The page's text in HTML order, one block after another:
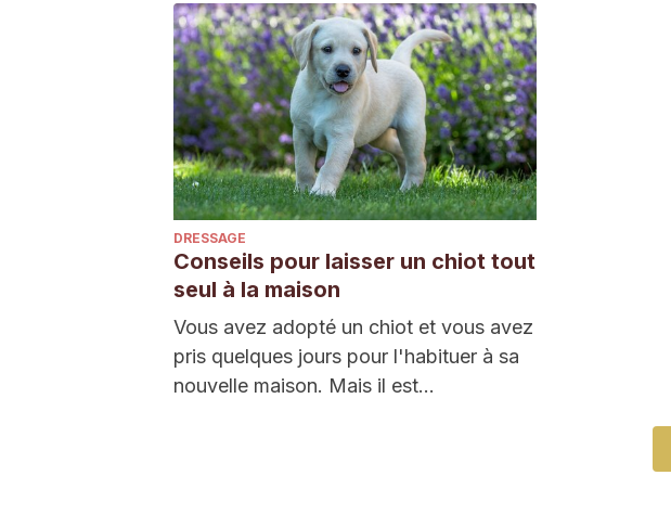
DRESSAGE
Conseils pour laisser un chiot tout
seul à la maison
Vous avez adopté un chiot et vous avez
pris quelques jours pour l'habituer à sa
nouvelle maison. Mais il est…